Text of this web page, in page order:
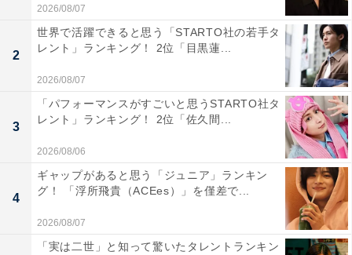
気感があり、クリスマスは落ち着いた大人の京都を楽し
めるからです」（60代女性／愛知県）といった声が集ま
りました。
2026/08/07
2
世界で活躍できると思う「STARTO社の若手タ
レント」ランキング！ 2位「目黒蓮...
2026/08/07
3
「パフォーマンスがすごいと思うSTARTO社タ
レント」ランキング！ 2位「佐久間...
2026/08/06
4
ギャップがあると思う「ジュニア」ランキン
グ！ 「浮所飛貴（ACEes）」を僅差で...
2026/08/07
「実は二世」と知って驚いたタレントランキン